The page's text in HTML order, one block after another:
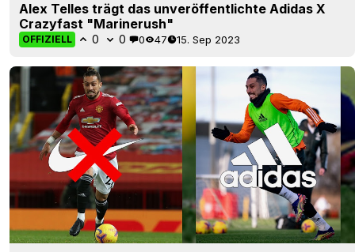
Alex Telles trägt das unveröffentlichte Adidas X
Crazyfast "Marinerush"
OFFIZIELL 0 0 0 47 15. Sep 2023